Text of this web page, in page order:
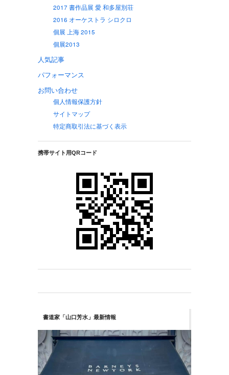
2017 書作品展 愛 和多屋別荘
2016 オーケストラ シロクロ
個展 上海 2015
個展2013
人気記事
パフォーマンス
お問い合わせ
個人情報保護方針
サイトマップ
特定商取引法に基づく表示
携帯サイト用QRコード
書道家「山口芳水」最新情報